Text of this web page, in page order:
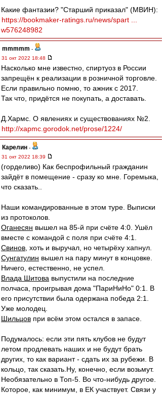
Какие фантазии? "Старший приказал" (МВИН):
https://bookmaker-ratings.ru/news/spart ...
w576248982
mmmmm -
31 окт 2022 18:48
Насколько мне известно, спиртуоз в России
запрещён к реализации в розничной торговле.
Если правильно помню, то ажник с 2017.
Так что, придётся не покупать, а доставать.
Д.Хармс. О явлениях и существованиях №2.
http://xapmc.gorodok.net/prose/1224/
Карелин -
31 окт 2022 18:39
(горделиво) Как беспрофильный гражданин
зайдёт в помещение - сразу ко мне. Горемыка,
что сказать..
Наши командированные в этом туре. Выписки
из протоколов.
Оганесян вышел на 85-й при счёте 4:0. Ушёл
вместе с командой с поля при счёте 4:1.
Свинов , хоть и выручал, но четырёху хапнул.
Сунгатулин вышел на пару минут в концовке.
Ничего, естественно, не успел.
Влада Шитова выпустили на последние
полчаса, проигрывая дома "ПариНиНо" 0:1. В
его присутствии была одержана победа 2:1.
Уже молодец.
Шильцов при всём этом остался в запасе.
Подумалось: если эти пять клубов не будут
летом продлевать наших и не будут брать
других, то как вариант - сдать их за рубежи. В
кольцо, так сказать.Ну, конечно, если возьмут.
Необязательно в Топ-5. Во что-нибудь другое.
Которое, как минимум, в ЕК участвует. Связи у